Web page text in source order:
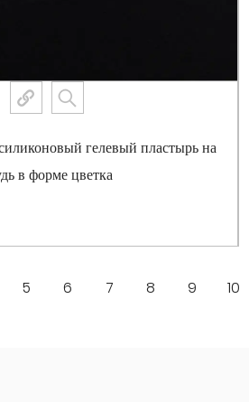
гелевый пластырь на
в форме цветка
5 6 7 8 9 10